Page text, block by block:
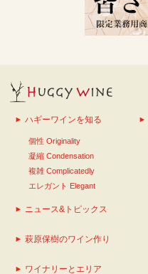
ハギーワインを知る
個性 Originality
凝縮 Condensation
複雑 Complicatedly
エレガント Elegant
ニュース&トピックス
萩原保樹のワイン作り
ワイナリーとエリア